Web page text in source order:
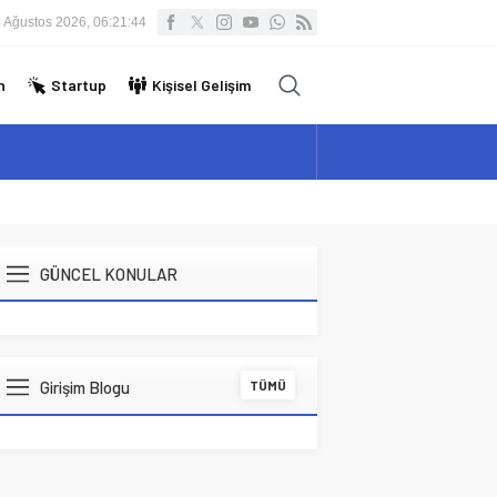
Ağustos 2026, 06:21:44
Startup Kişisel Gelişim
GÜNCEL KONULAR
Girişim Blogu TÜMÜ